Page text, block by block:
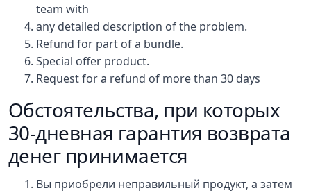
team with
any detailed description of the problem.
Refund for part of a bundle.
Special offer product.
Request for a refund of more than 30 days
Обстоятельства, при которых
30-дневная гарантия возврата
денег принимается
Вы приобрели неправильный продукт, а затем